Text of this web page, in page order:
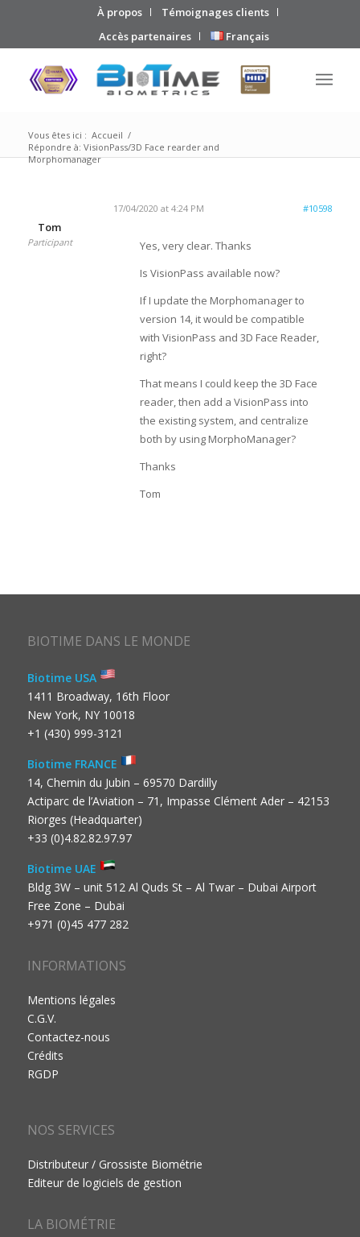
À propos
Témoignages clients
Accès partenaires
Français
Vous êtes ici : Accueil /
Répondre à: VisionPass/3D Face rearder and
Morphomanager
17/04/2020 at 4:24 PM #10598
Tom
Participant
Yes, very clear. Thanks
Is VisionPass available now?
If I update the Morphomanager to
version 14, it would be compatible
with VisionPass and 3D Face Reader,
right?
That means I could keep the 3D Face
reader, then add a VisionPass into
the existing system, and centralize
both by using MorphoManager?
Thanks
Tom
BIOTIME DANS LE MONDE
Biotime USA
1411 Broadway, 16th Floor
New York, NY 10018
+1 (430) 999-3121
Biotime FRANCE
14, Chemin du Jubin – 69570 Dardilly
Actiparc de l’Aviation – 71, Impasse Clément Ader – 42153
Riorges (Headquarter)
+33 (0)4.82.82.97.97
Biotime UAE
Bldg 3W – unit 512 Al Quds St – Al Twar – Dubai Airport
Free Zone – Dubai
+971 (0)45 477 282
INFORMATIONS
Mentions légales
C.G.V.
Contactez-nous
Crédits
RGDP
NOS SERVICES
Distributeur / Grossiste Biométrie
Editeur de logiciels de gestion
LA BIOMÉTRIE